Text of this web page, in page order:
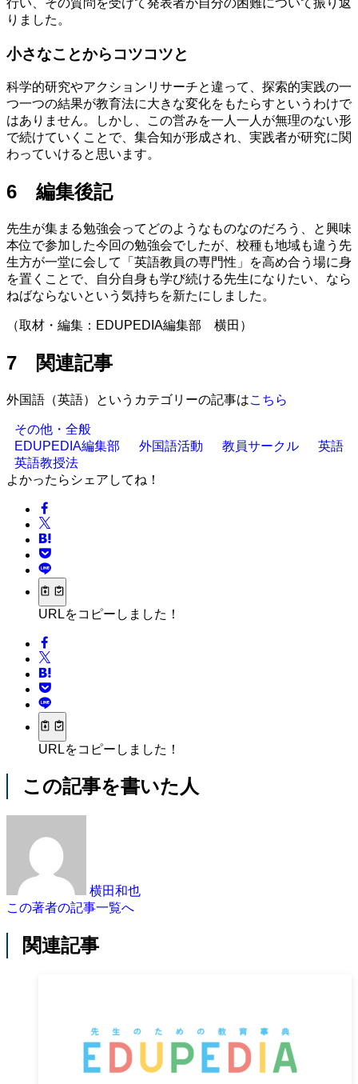
りました。
小さなことからコツコツと
科学的研究やアクションリサーチと違って、探索的実践の一
つ一つの結果が教育法に大きな変化をもたらすというわけで
はありません。しかし、この営みを一人一人が無理のない形
で続けていくことで、集合知が形成され、実践者が研究に関
わっていけると思います。
6 編集後記
先生が集まる勉強会ってどのようなものなのだろう、と興味
本位で参加した今回の勉強会でしたが、校種も地域も違う先
生方が一堂に会して「英語教員の専門性」を高め合う場に身
を置くことで、自分自身も学び続ける先生になりたい、なら
ねばならないという気持ちを新たにしました。
（取材・編集：EDUPEDIA編集部 横田）
7 関連記事
外国語（英語）というカテゴリーの記事はこちら
その他・全般
EDUPEDIA編集部
外国語活動 教員サークル
英語
英語教授法
よかったらシェアしてね！
URLをコピーしました！
URLをコピーしました！
この記事を書いた人
横田和也
この著者の記事一覧へ
関連記事